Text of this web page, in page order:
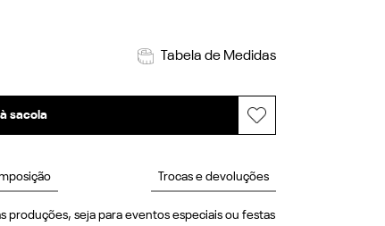
Tabela de Medidas
sacola
Trocas e devoluções
produções, seja para eventos especiais ou festas